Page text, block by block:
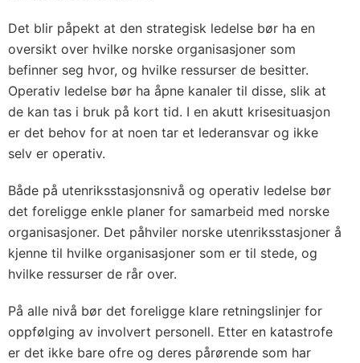
Det blir påpekt at den strategisk ledelse bør ha en
oversikt over hvilke norske organisasjoner som
befinner seg hvor, og hvilke ressurser de besitter.
Operativ ledelse bør ha åpne kanaler til disse, slik at
de kan tas i bruk på kort tid. I en akutt krisesituasjon
er det behov for at noen tar et lederansvar og ikke
selv er operativ.
Både på utenriksstasjonsnivå og operativ ledelse bør
det foreligge enkle planer for samarbeid med norske
organisasjoner. Det påhviler norske utenriksstasjoner å
kjenne til hvilke organisasjoner som er til stede, og
hvilke ressurser de rår over.
På alle nivå bør det foreligge klare retningslinjer for
oppfølging av involvert personell. Etter en katastrofe
er det ikke bare ofre og deres pårørende som har